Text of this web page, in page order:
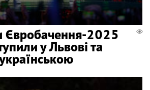
Євробачення-2025
у Львові та